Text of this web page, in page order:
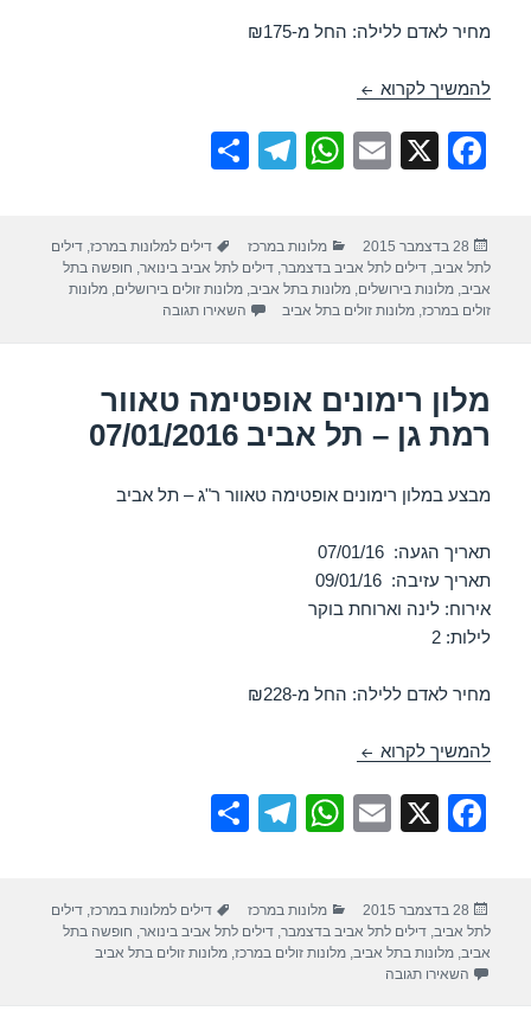
מחיר לאדם ללילה: החל מ-₪175
להמשיך לקרוא מבצע במלון רימונים שלום ירושלים – ירושלים 03/01/2016
F
e
b
k
X
E
W
s
A
T
gr
a
e
פורסם
בתאריך
28 בדצמבר 2015 קטגוריות
מלונות במרכז תגיות
דילים למלונות במרכז,דילים
לתל אביב,דילים לתל אביב בדצמבר,דילים לתל אביב בינואר, חופשה בתל
אביב,מלונות בירושלים,מלונות בתל אביב,מלונות זולים בירושלים,מלונות
זולים במרכז,מלונות זולים בתל אביב השאירו תגובה
מלון רימונים אופטימה טאוור
רמת גן – תל אביב 07/01/2016
מבצע במלון רימונים אופטימה טאוור ר"ג – תל אביב
תאריך הגעה: 07/01/16
תאריך עזיבה: 09/01/16
אירוח: לינה וארוחת בוקר
לילות: 2
מחיר לאדם ללילה: החל מ-₪228
להמשיך לקרוא מלון רימונים אופטימה טאוור רמת גן – תל אביב 07/01/2016
F
e
b
X
E
W
s
A
T
gr
a
e
פורסם
בתאריך
28 בדצמבר 2015 קטגוריות
מלונות במרכז תגיות
דילים למלונות במרכז ,דילים
לתל אביב ,דילים לתל אביב בדצמבר ,דילים לתל אביב בינואר חופשה בתל
אביב ,מלונות בתל אביב ,מלונות זולים במרכז ,מלונות זולים בתל אביב
השאירו תגובה